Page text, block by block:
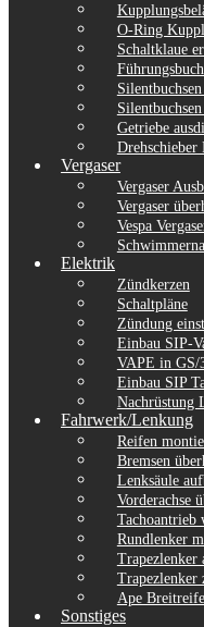
O-Ring
Schaltklaue
Getriebe
Drehschieber
Vergaser
Vergaser
Vergaser
Vespa
Elektrik
Zündkerzen
Schaltpläne
Zündung
Einbau SIP-
VAPE in GS/
Einbau SIP
Nachrüstung
Fahrwerk/Lenkung
Reifen
Bremsen
Lenksäule
Vorderachse
Tachoantrieb
Rundlenker
Trapezlenker
Trapezlenker
Ape
Sonstiges